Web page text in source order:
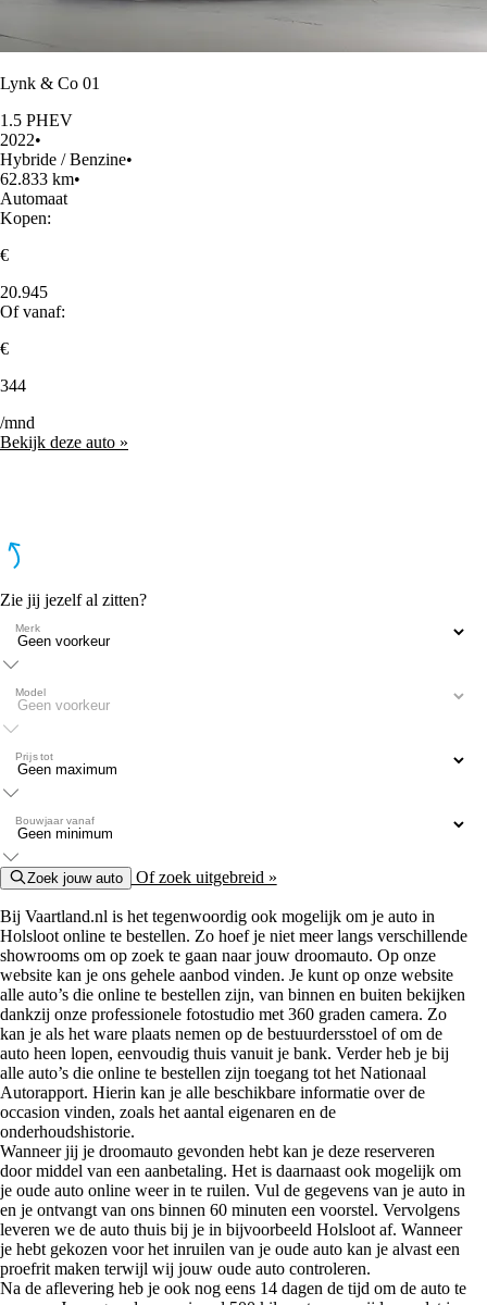
Lynk & Co 01
1.5 PHEV
2022•
Hybride / Benzine•
62.833 km•
Automaat
Kopen:
€
20.945
Of vanaf:
€
344
/mnd
Bekijk deze auto »
Zie jij jezelf al zitten?
Merk
Model
Prijs tot
Bouwjaar vanaf
Zoek jouw auto Of zoek uitgebreid »
Bij Vaartland.nl is het tegenwoordig ook mogelijk om je auto in
Holsloot online te bestellen. Zo hoef je niet meer langs verschillende
showrooms om op zoek te gaan naar jouw droomauto. Op onze
website kan je ons gehele aanbod vinden. Je kunt op onze website
alle auto’s die online te bestellen zijn, van binnen en buiten bekijken
dankzij onze professionele fotostudio met 360 graden camera. Zo
kan je als het ware plaats nemen op de bestuurdersstoel of om de
auto heen lopen, eenvoudig thuis vanuit je bank. Verder heb je bij
alle auto’s die online te bestellen zijn toegang tot het Nationaal
Autorapport. Hierin kan je alle beschikbare informatie over de
occasion vinden, zoals het aantal eigenaren en de
onderhoudshistorie.
Wanneer jij je droomauto gevonden hebt kan je deze reserveren
door middel van een aanbetaling. Het is daarnaast ook mogelijk om
je oude auto online weer in te ruilen. Vul de gegevens van je auto in
en je ontvangt van ons binnen 60 minuten een voorstel. Vervolgens
leveren we de auto thuis bij je in bijvoorbeeld Holsloot af. Wanneer
je hebt gekozen voor het inruilen van je oude auto kan je alvast een
proefrit maken terwijl wij jouw oude auto controleren.
Na de aflevering heb je ook nog eens 14 dagen de tijd om de auto te